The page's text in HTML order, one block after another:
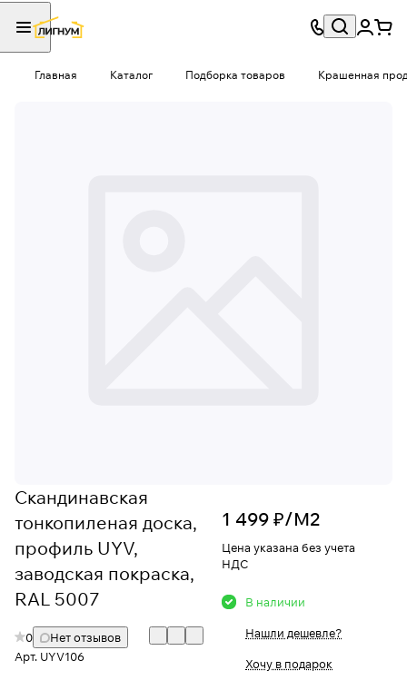
Главная Каталог Подборка товаров Крашенная
Скандинавская
тонкопиленая доска,
профиль UYV,
заводская покраска,
RAL 5007
0
Нет отзывов
Арт. UYV106
1 499 ₽/М2
Цена указана без учета
НДС
В наличии
Нашли дешевле?
Хочу в подарок